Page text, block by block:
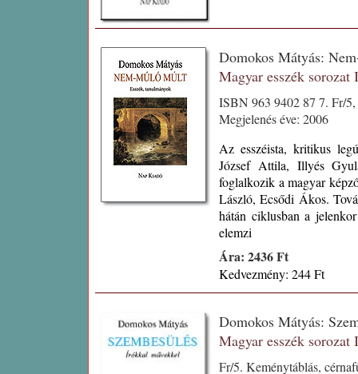
Domokos Mátyás:
Magyar esszék sorozat
ISBN 963 9402 87 7. Fr/
Megjelenés éve: 2006
Az esszéista, kritikus
József Attila, Illyés
foglalkozik a magyar
László, Ecsődi Ákos.
hátán ciklusban a
elemzi
Ára: 2436 Ft
Kedvezmény: 244 Ft
Domokos Mátyás:
Magyar esszék sorozat
Fr/5. Keménytáblás,